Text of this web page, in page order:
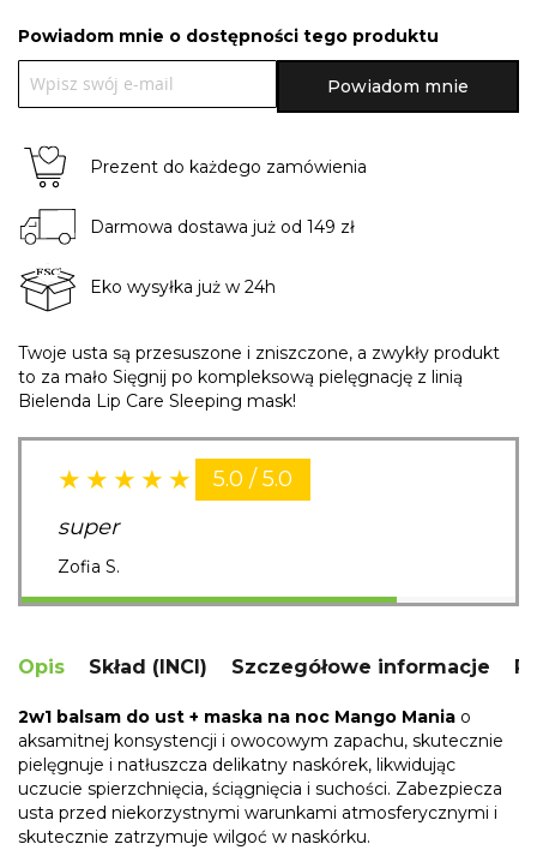
Powiadom mnie o dostępności tego produktu
Powiadom mnie
Prezent do każdego zamówienia
Darmowa dostawa już od 149 zł
Eko wysyłka już w 24h
Twoje usta są przesuszone i zniszczone, a zwykły produkt
to za mało Sięgnij po kompleksową pielęgnację z linią
Bielenda Lip Care Sleeping mask!
5.0 / 5.0
super
Zofia S.
Opis Skład (INCI) Szczegółowe informacje
2w1 balsam do ust + maska na noc Mango Mania o
aksamitnej konsystencji i owocowym zapachu, skutecznie
pielęgnuje i natłuszcza delikatny naskórek, likwidując
uczucie spierzchnięcia, ściągnięcia i suchości. Zabezpiecza
usta przed niekorzystnymi warunkami atmosferycznymi i
skutecznie zatrzymuje wilgoć w naskórku.